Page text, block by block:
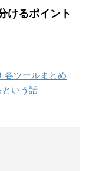
けるポイント
ツールまとめ
いう話